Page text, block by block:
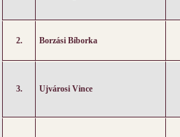
2. Borzási Bíborka
3. Ujvárosi Vince